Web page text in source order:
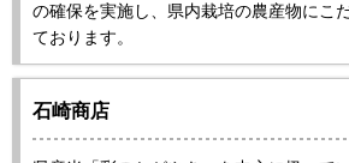
の確保を実施し、県内栽培の農産物にこ
ております。
石崎商店